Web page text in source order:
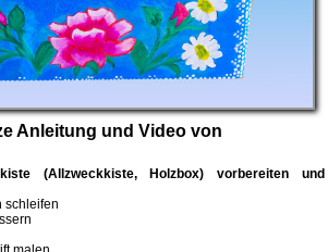
Anleitung und Video von
(Allzweckkiste, Holzbox) vorbereiten und
schleifen